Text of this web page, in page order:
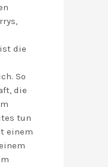
die
So
die
tun
einem